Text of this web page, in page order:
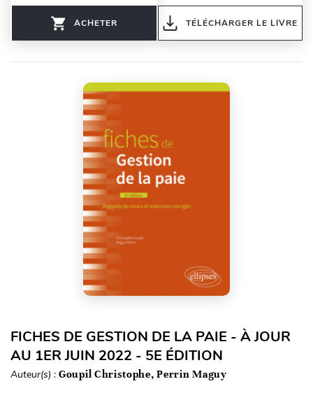
ACHETER TÉLÉCHARGER LE LIVRE
FICHES DE GESTION DE LA PAIE - À JOUR
AU 1ER JUIN 2022 - 5E ÉDITION
Auteur(s) : Goupil Christophe, Perrin Maguy